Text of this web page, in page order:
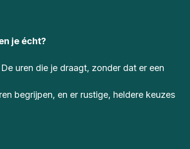
je écht?
uren die je draagt, zonder dat er een
begrijpen, en er rustige, heldere keuzes